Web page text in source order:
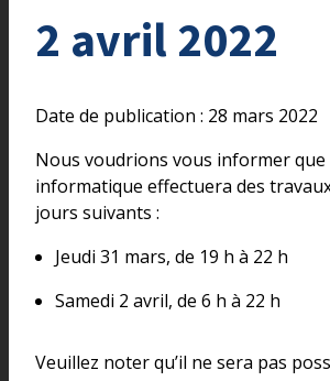
2 avril 2022
Date de publication : 28 mars 2022
Nous voudrions vous informer que
informatique effectuera des
jours suivants :
Jeudi 31 mars, de 19 h à 22 h
Samedi 2 avril, de 6 h à 22 h
Veuillez noter qu’il ne sera pas